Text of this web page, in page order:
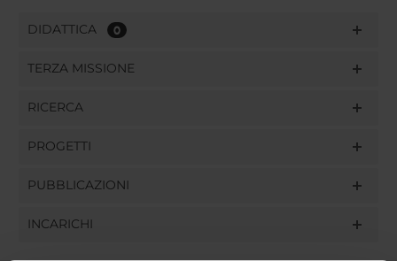
DIDATTICA 0
TERZA MISSIONE
RICERCA
PROGETTI
PUBBLICAZIONI
INCARICHI